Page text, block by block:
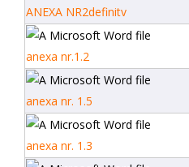
ANEXA NR2definitv
anexa nr.1.2
anexa nr. 1.5
anexa nr. 1.3